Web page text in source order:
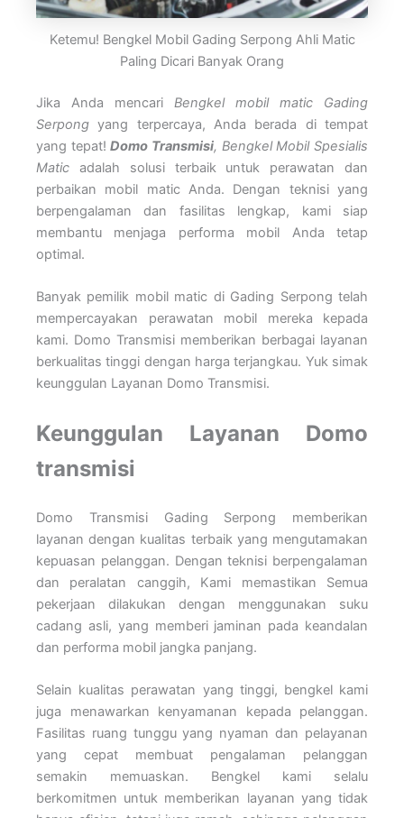
Ketemu! Bengkel Mobil Gading Serpong Ahli Matic
Paling Dicari Banyak Orang
Jika Anda mencari Bengkel mobil matic Gading
Serpong yang terpercaya, Anda berada di tempat
yang tepat!Domo Transmisi, Bengkel Mobil Spesialis
Matic adalah solusi terbaik untuk perawatan dan
perbaikan mobil matic Anda. Dengan teknisi yang
berpengalaman dan fasilitas lengkap, kami siap
membantu menjaga performa mobil Anda tetap
optimal.
Banyak pemilik mobil matic di Gading Serpong telah
mempercayakan perawatan mobil mereka kepada
kami. Domo Transmisi memberikan berbagai layanan
berkualitas tinggi dengan harga terjangkau. Yuk simak
keunggulan Layanan Domo Transmisi.
Keunggulan Layanan Domo
transmisi
Domo Transmisi Gading Serpong memberikan
layanan dengan kualitas terbaik yang mengutamakan
kepuasan pelanggan. Dengan teknisi berpengalaman
dan peralatan canggih, Kami memastikan Semua
pekerjaan dilakukan dengan menggunakan suku
cadang asli, yang memberi jaminan pada keandalan
dan performa mobil jangka panjang.
Selain kualitas perawatan yang tinggi, bengkel kami
juga menawarkan kenyamanan kepada pelanggan.
Fasilitas ruang tunggu yang nyaman dan pelayanan
yang cepat membuat pengalaman pelanggan
semakin memuaskan. Bengkel kami selalu
berkomitmen untuk memberikan layanan yang tidak